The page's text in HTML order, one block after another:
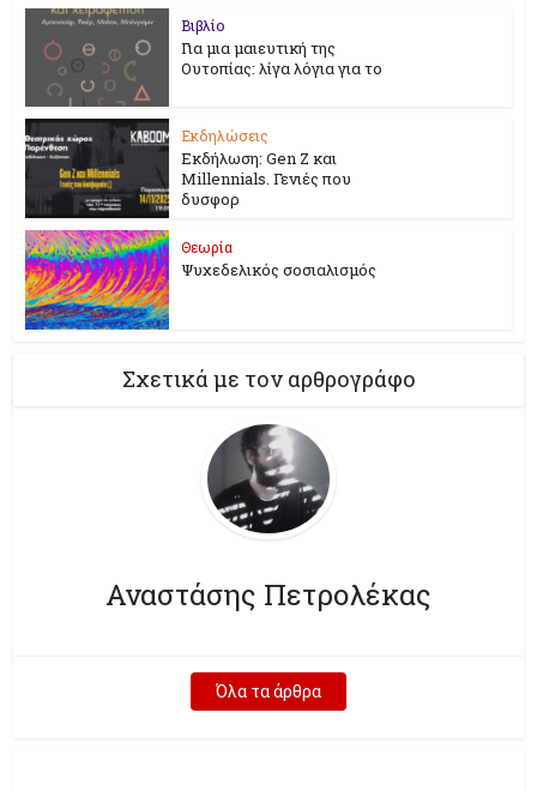
Βιβλίο
Για μια μαιευτική της
Ουτοπίας: λίγα λόγια για το
Εκδηλώσεις
Εκδήλωση: Gen Z και
Millennials. Γενιές που
δυσφορ
Θεωρία
Ψυχεδελικός σοσιαλισμός
Σχετικά με τον αρθρογράφο
Αναστάσης Πετρολέκας
Όλα τα άρθρα